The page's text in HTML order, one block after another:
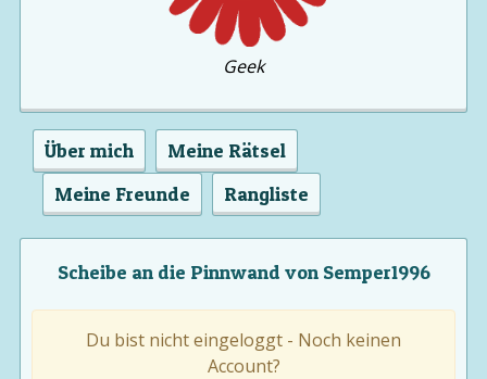
Geek
Über mich
Meine Rätsel
Meine Freunde
Rangliste
Scheibe an die Pinnwand von Semper1996
Du bist nicht eingeloggt - Noch keinen
Account?